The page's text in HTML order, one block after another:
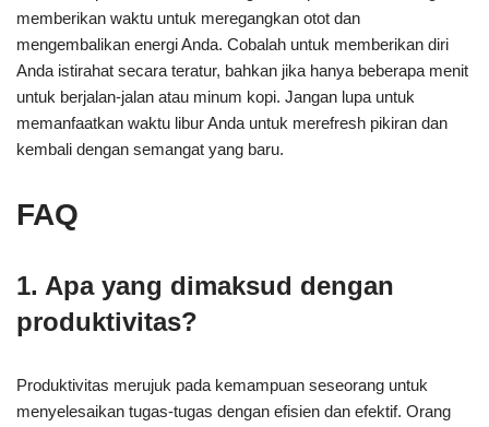
memberikan waktu untuk meregangkan otot dan
mengembalikan energi Anda. Cobalah untuk memberikan diri
Anda istirahat secara teratur, bahkan jika hanya beberapa menit
untuk berjalan-jalan atau minum kopi. Jangan lupa untuk
memanfaatkan waktu libur Anda untuk merefresh pikiran dan
kembali dengan semangat yang baru.
FAQ
1. Apa yang dimaksud dengan
produktivitas?
Produktivitas merujuk pada kemampuan seseorang untuk
menyelesaikan tugas-tugas dengan efisien dan efektif. Orang